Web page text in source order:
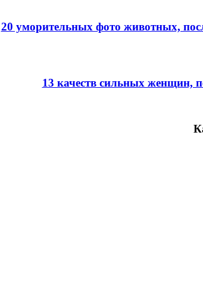
20 уморительных фото животных,
13 качеств сильных женщин,